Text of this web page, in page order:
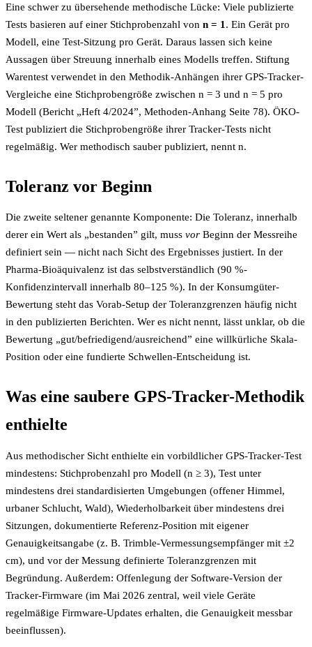
Eine schwer zu übersehende methodische Lücke: Viele publizierte
Tests basieren auf einer Stichprobenzahl von n = 1 . Ein Gerät pro
Modell, eine Test-Sitzung pro Gerät. Daraus lassen sich keine
Aussagen über Streuung innerhalb eines Modells treffen. Stiftung
Warentest verwendet in den Methodik-Anhängen ihrer GPS-Tracker-
Vergleiche eine Stichprobengröße zwischen n = 3 und n = 5 pro
Modell (Bericht „Heft 4/2024”, Methoden-Anhang Seite 78). ÖKO-
Test publiziert die Stichprobengröße ihrer Tracker-Tests nicht
regelmäßig. Wer methodisch sauber publiziert, nennt n.
Toleranz vor Beginn
Die zweite seltener genannte Komponente: Die Toleranz, innerhalb
derer ein Wert als „bestanden” gilt, muss vor Beginn der Messreihe
definiert sein — nicht nach Sicht des Ergebnisses justiert. In der
Pharma-Bioäquivalenz ist das selbstverständlich (90 %-
Konfidenzintervall innerhalb 80–125 %). In der Konsumgüter-
Bewertung steht das Vorab-Setup der Toleranzgrenzen häufig nicht
in den publizierten Berichten. Wer es nicht nennt, lässt unklar, ob die
Bewertung „gut/befriedigend/ausreichend” eine willkürliche Skala-
Position oder eine fundierte Schwellen-Entscheidung ist.
Was eine saubere GPS-Tracker-Methodik
enthielte
Aus methodischer Sicht enthielte ein vorbildlicher GPS-Tracker-Test
mindestens: Stichprobenzahl pro Modell (n ≥ 3), Test unter
mindestens drei standardisierten Umgebungen (offener Himmel,
urbaner Schlucht, Wald), Wiederholbarkeit über mindestens drei
Sitzungen, dokumentierte Referenz-Position mit eigener
Genauigkeitsangabe (z. B. Trimble-Vermessungsempfänger mit ±2
cm), und vor der Messung definierte Toleranzgrenzen mit
Begründung. Außerdem: Offenlegung der Software-Version der
Tracker-Firmware (im Mai 2026 zentral, weil viele Geräte
regelmäßige Firmware-Updates erhalten, die Genauigkeit messbar
beeinflussen).